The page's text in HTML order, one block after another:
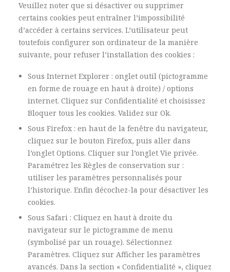
Veuillez noter que si désactiver ou supprimer
certains cookies peut entraîner l’impossibilité
d’accéder à certains services. L’utilisateur peut
toutefois configurer son ordinateur de la manière
suivante, pour refuser l’installation des cookies :
Sous Internet Explorer : onglet outil (pictogramme
en forme de rouage en haut à droite) / options
internet. Cliquez sur Confidentialité et choisissez
Bloquer tous les cookies. Validez sur Ok.
Sous Firefox : en haut de la fenêtre du navigateur,
cliquez sur le bouton Firefox, puis aller dans
l’onglet Options. Cliquer sur l’onglet Vie privée.
Paramétrez les Règles de conservation sur :
utiliser les paramètres personnalisés pour
l’historique. Enfin décochez-la pour désactiver les
cookies.
Sous Safari : Cliquez en haut à droite du
navigateur sur le pictogramme de menu
(symbolisé par un rouage). Sélectionnez
Paramètres. Cliquez sur Afficher les paramètres
avancés. Dans la section « Confidentialité », cliquez